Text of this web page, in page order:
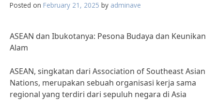
Posted on February 21, 2025 by adminave
ASEAN dan Ibukotanya: Pesona Budaya dan Keunikan
Alam
ASEAN, singkatan dari Association of Southeast Asian
Nations, merupakan sebuah organisasi kerja sama
regional yang terdiri dari sepuluh negara di Asia